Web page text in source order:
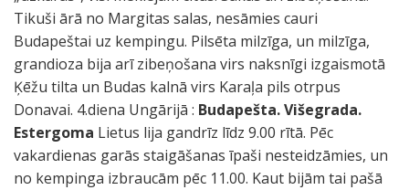
Tikuši ārā no Margitas salas, nesāmies cauri
Budapeštai uz kempingu. Pilsēta milzīga, un milzīga,
grandioza bija arī zibeņošana virs naksnīgi izgaismotā
Ķēžu tilta un Budas kalnā virs Karaļa pils otrpus
Donavai. 4.diena Ungārijā : Budapešta. Višegrada.
Estergoma Lietus lija gandrīz līdz 9.00 rītā. Pēc
vakardienas garās staigāšanas īpaši nesteidzāmies, un
no kempinga izbraucām pēc 11.00. Kaut bijām tai pašā